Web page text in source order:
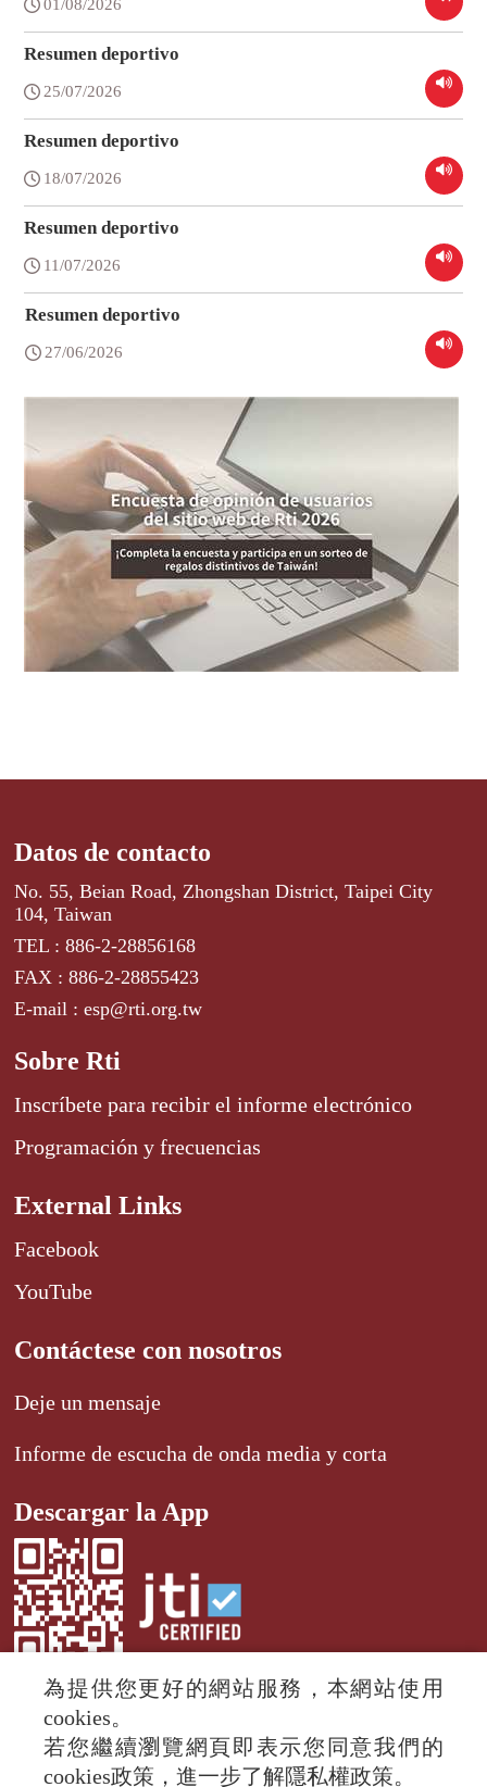
01/08/2026
Resumen deportivo
25/07/2026
Resumen deportivo
18/07/2026
Resumen deportivo
11/07/2026
Resumen deportivo
27/06/2026
Datos de contacto
No. 55, Beian Road, Zhongshan District, Taipei City
104, Taiwan
TEL : 886-2-28856168
FAX : 886-2-28855423
E-mail : esp@rti.org.tw
Sobre Rti
Inscríbete para recibir el informe electrónico
Programación y frecuencias
External Links
Facebook
YouTube
Contáctese con nosotros
Deje un mensaje
Informe de escucha de onda media y corta
Descargar la App
© 2024 RTI (Radio Taiwan International).
All rights reserved.
為提供您更好的網站服務，本網站使用
cookies。
若您繼續瀏覽網頁即表示您同意我們的
cookies政策，進一步了解隱私權政策。